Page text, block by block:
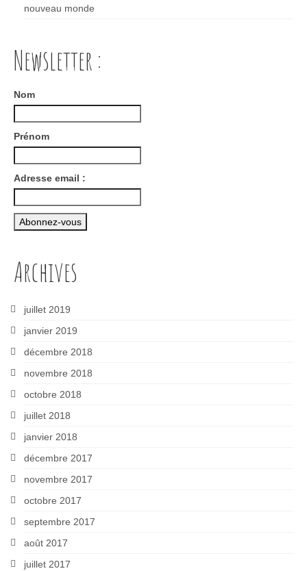
nouveau monde
Newsletter :
Nom
Prénom
Adresse email :
Archives
juillet 2019
janvier 2019
décembre 2018
novembre 2018
octobre 2018
juillet 2018
janvier 2018
décembre 2017
novembre 2017
octobre 2017
septembre 2017
août 2017
juillet 2017